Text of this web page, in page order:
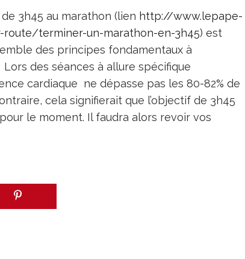
3h45 au marathon (lien http://www.lepape-
terminer-un-marathon-en-3h45) est
des principes fondamentaux à
des séances à allure spécifique
cardiaque ne dépasse pas les 80-82% de
cela signifierait que l’objectif de 3h45
le moment. Il faudra alors revoir vos